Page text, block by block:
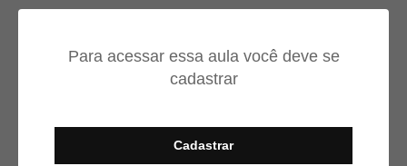
Para acessar essa aula você deve se
cadastrar
Cadastrar